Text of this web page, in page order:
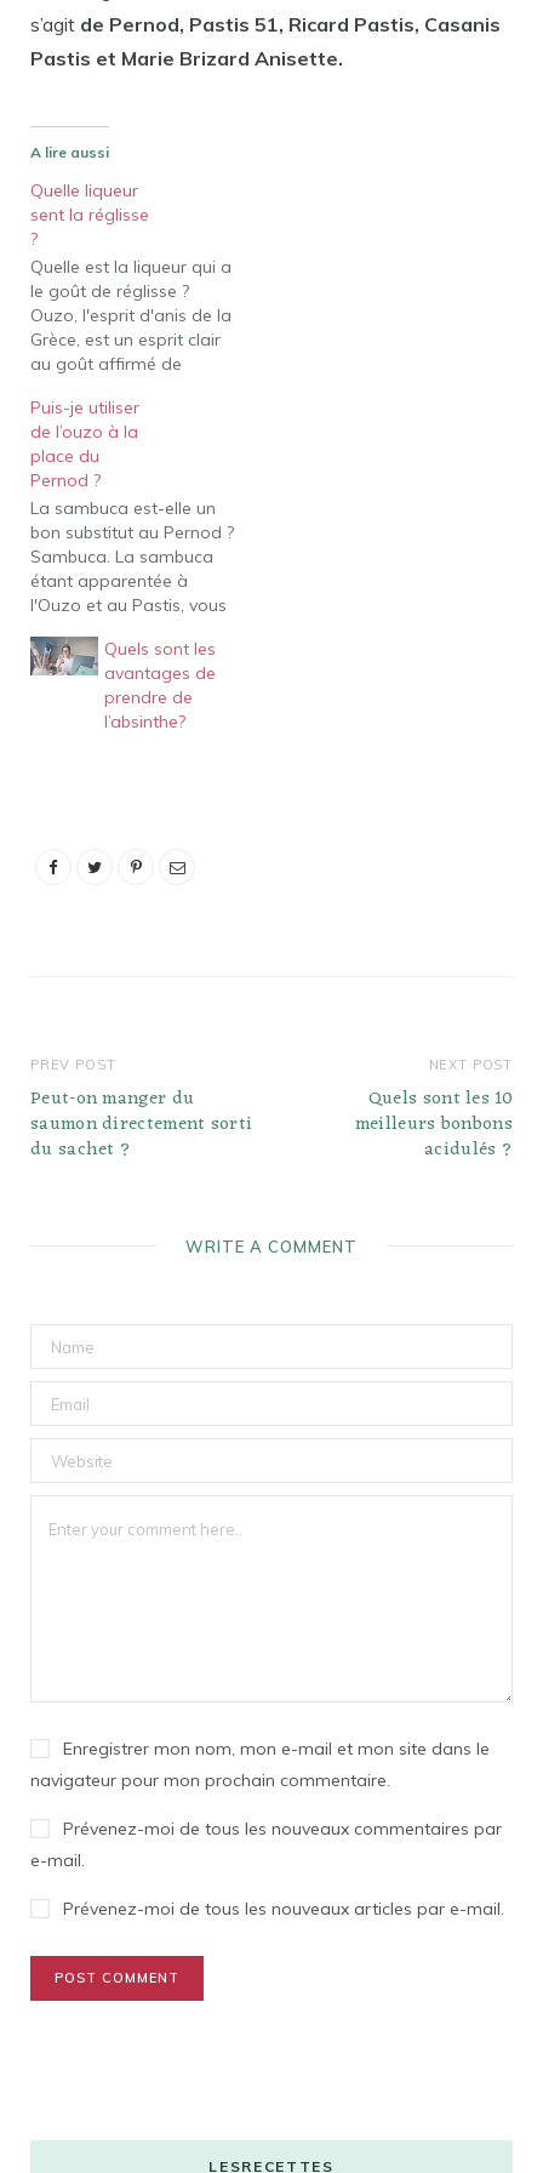
s’agit de Pernod, Pastis 51, Ricard Pastis, Casanis
Pastis et Marie Brizard Anisette.
A lire aussi
Quelle liqueur
sent la réglisse
?
Quelle est la liqueur qui a
le goût de réglisse ?
Ouzo, l'esprit d'anis de la
Grèce, est un esprit clair
au goût affirmé de
autour de la plage de
40% ABV (selon la loi, il
doit être d'au moins
37,5% ABV, ou 75
preuve). Quelle…
Puis-je utiliser
de l’ouzo à la
place du
Pernod ?
La sambuca est-elle un
bon substitut au Pernod ?
Sambuca. La sambuca
étant apparentée à
l'Ouzo et au Pastis, vous
substitut de Pernod en
cuisine, notamment si
vous souhaitez un goût
similaire. La sambuca
Quels sont les
avantages de
prendre de
l’absinthe?
PREV POST
Peut-on manger du
saumon directement sorti
du sachet ?
NEXT POST
Quels sont les 10
meilleurs bonbons
acidulés ?
WRITE A COMMENT
Enregistrer mon nom, mon e-mail et mon site dans le
navigateur pour mon prochain commentaire.
Prévenez-moi de tous les nouveaux commentaires par
e-mail.
Prévenez-moi de tous les nouveaux articles par e-mail.
LESRECETTES